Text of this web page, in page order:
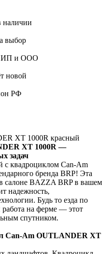
наличии
выбор
ИП и ООО
новой
РФ
XT 1000R красный
XT 1000R —
задач
с квадроциклом Can-Am
бренда BRP! Эта
салоне BAZZA BRP в вашем
надежность,
Будь то езда по
на ферме — этот
спутником.
Can-Am OUTLANDER XT